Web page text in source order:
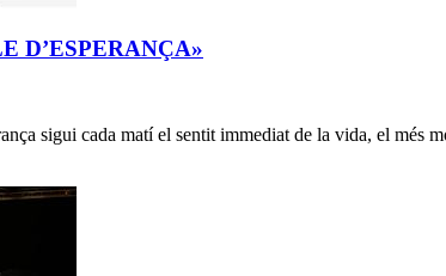
D’ESPERANÇA»
sigui cada matí el sentit immediat de la vida, el